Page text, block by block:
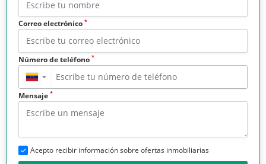
Correo electrónico *
Número de teléfono *
▼
Mensaje *
Acepto recibir información sobre ofertas inmobiliarias